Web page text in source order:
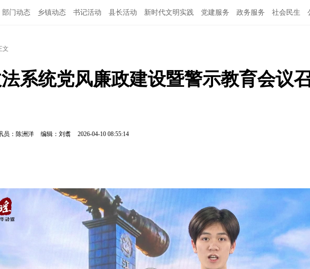
部门动态 乡镇动态 书记活动 县长活动 新时代文明实践 党建服务 政务服务 社会民生
文
系统党风廉政建设暨警示教育会议
员：陈洲洋 编辑：刘翥 2026-04-10 08:55:14